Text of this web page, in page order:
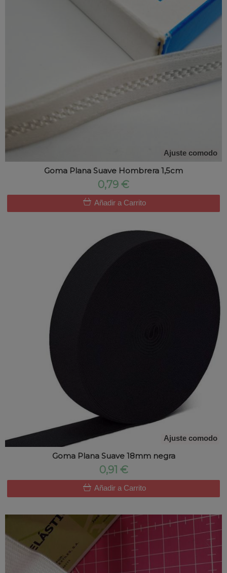
Ajuste comodo
Goma Plana Suave Hombrera 1,5cm
0,79 €
Añadir a Carrito
Ajuste comodo
Goma Plana Suave 18mm negra
0,91 €
Añadir a Carrito